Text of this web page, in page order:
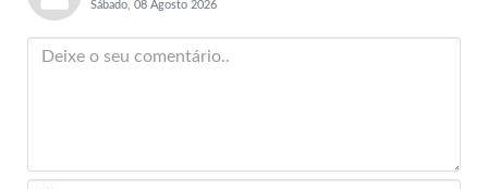
Sábado, 08 Agosto 2026